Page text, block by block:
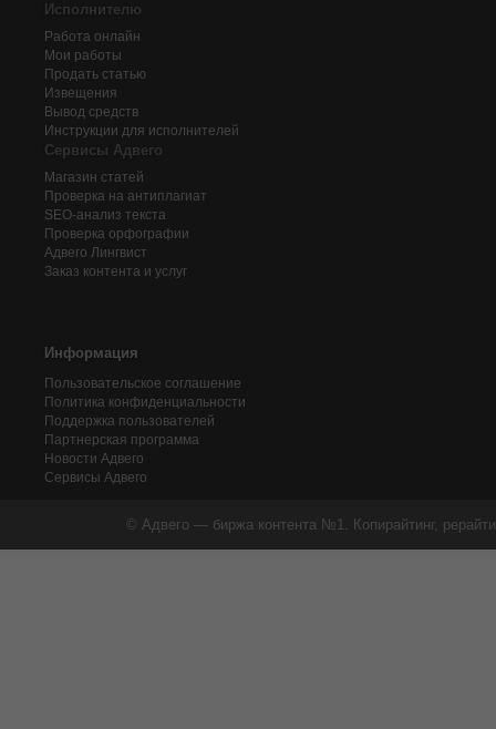
Исполнителю
Работа онлайн
Мои работы
Продать статью
Извещения
Вывод средств
Инструкции для исполнителей
Сервисы Адвего
Магазин статей
Проверка на антиплагиат
SEO-анализ текста
Проверка орфографии
Адвего Лингвист
Заказ контента и услуг
Информация
Пользовательское соглашение
Политика конфиденциальности
Поддержка пользователей
Партнерская программа
Новости Адвего
Сервисы Адвего
© Адвего — биржа контента №1. Копирайтинг,